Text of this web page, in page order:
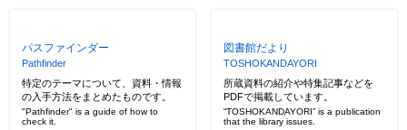
パスファインダー
Pathfinder
特定のテーマについて、資料・情報
の入手方法をまとめたものです。
"Pathfinder" is a guide of how to
check it.
図書館だより
TOSHOKANDAYORI
所蔵資料の紹介や特集記事などを
PDFで掲載しています。
“TOSHOKANDAYORI” is a publication
that the library issues.